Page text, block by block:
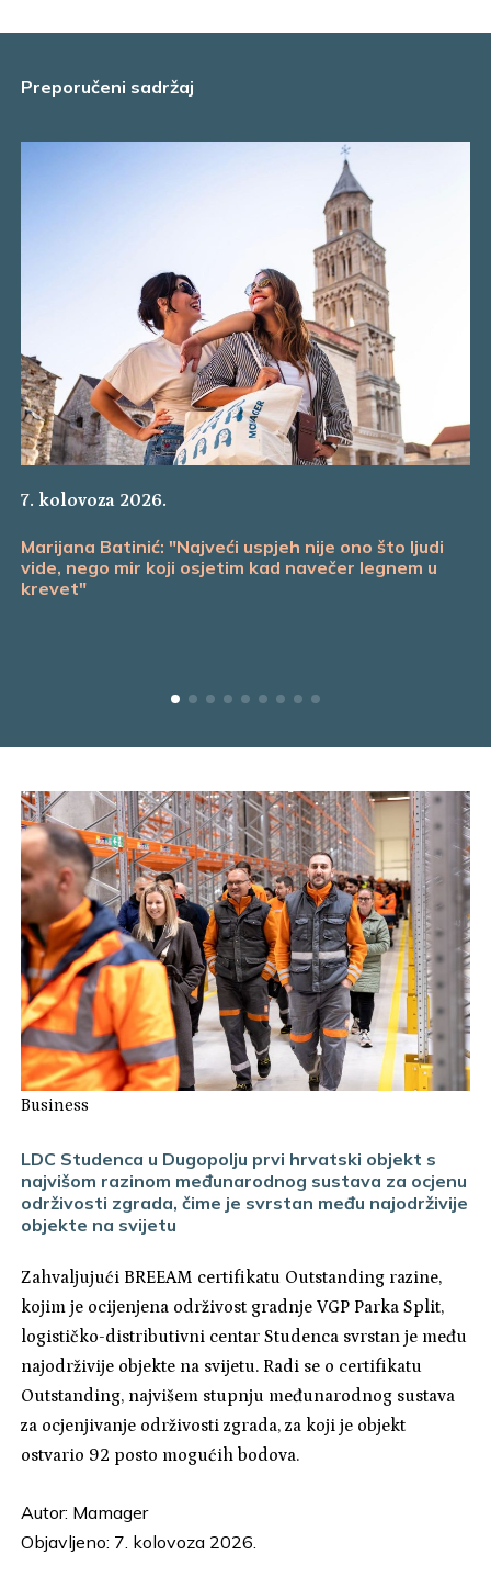
Preporučeni sadržaj
7. kolovoza 2026.
Marijana Batinić: "Najveći uspjeh nije ono što ljudi
vide, nego mir koji osjetim kad navečer legnem u
krevet"
Business
LDC Studenca u Dugopolju prvi hrvatski objekt s
najvišom razinom međunarodnog sustava za ocjenu
održivosti zgrada, čime je svrstan među najodrživije
objekte na svijetu
Zahvaljujući BREEAM certifikatu Outstanding razine,
kojim je ocijenjena održivost gradnje VGP Parka Split,
logističko-distributivni centar Studenca svrstan je među
najodrživije objekte na svijetu. Radi se o certifikatu
Outstanding, najvišem stupnju međunarodnog sustava
za ocjenjivanje održivosti zgrada, za koji je objekt
ostvario 92 posto mogućih bodova.
Autor: Mamager
Objavljeno: 7. kolovoza 2026.